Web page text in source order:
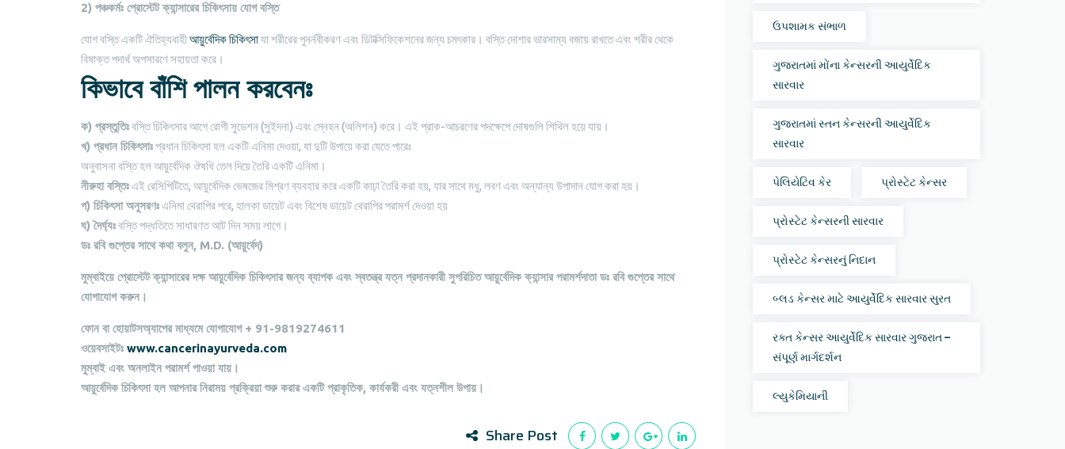
2) পঞ্চকর্মঃ প্রোস্টেট ক্যান্সারের চিকিৎসায় যোগ বস্তি
যোগ বস্তি একটি ঐতিহ্যবাহীআয়ুর্বেদিক চিকিৎসাযা শরীরের পুনর্নবীকরণ এবং ডিটক্সিফিকেশনের জন্য চমৎকার। বস্তি দোশার ভারসাম্য বজায় রাখতে এবং শরীর থেকে
বিষাক্ত পদার্থ অপসারণে সহায়তা করে।
কিভাবে বাঁশি পালন করবেনঃ
ক) প্রস্তুতিঃবস্তি চিকিৎসার আগে রোগী সুডেশন (সুইদনা) এবং স্নেহন (অলিশন) করে। এই প্রাক-আচরণের পদক্ষেপে দোষগুলি শিথিল হয়ে যায়।
খ) প্রধান চিকিৎসাঃপ্রধান চিকিৎসা হল একটি এনিমা দেওয়া, যা দুটি উপায়ে করা যেতে পারেঃ
অনুবাসনা বস্তি হল আয়ুর্বেদিক ঔষধি তেল দিয়ে তৈরি একটি এনিমা।
নীরুহা বস্তিঃএই রেসিপিটিতে, আয়ুর্বেদিক ভেষজের মিশ্রণ ব্যবহার করে একটি কাঢ়া তৈরি করা হয়, যার সাথে মধু, লবণ এবং অন্যান্য উপাদান যোগ করা হয়।
গ) চিকিৎসা অনুসরণঃএনিমা থেরাপির পরে, হালকা ডায়েট এবং বিশেষ ডায়েট থেরাপির পরামর্শ দেওয়া হয়
ঘ) দৈর্ঘ্যঃবস্তি পদ্ধতিতে সাধারণত আট দিন সময় লাগে।
ডঃ রবি গুপ্তের সাথে কথা বলুন, M.D. (আয়ুর্বেদ)
মুম্বাইয়ে প্রোস্টেট ক্যান্সারের দক্ষ আয়ুর্বেদিক চিকিৎসার জন্য ব্যাপক এবং স্বতন্ত্র যত্ন প্রদানকারী সুপরিচিত আয়ুর্বেদিক ক্যান্সার পরামর্শদাতা ডঃ রবি গুপ্তের সাথে
যোগাযোগ করুন।
ফোন বা হোয়াটসঅ্যাপের মাধ্যমে যোগাযোগ + 91-9819274611
ওয়েবসাইটঃ www.cancerinayurveda.com
মুম্বাই এবং অনলাইন পরামর্শ পাওয়া যায়।
আয়ুর্বেদিক চিকিৎসা হল আপনার নিরাময় প্রক্রিয়া শুরু করার একটি প্রাকৃতিক, কার্যকরী এবং যত্নশীল উপায়।
Share Post
ઉપશામક સંભાળ
ગુજરાતમાં મોંના કેન્સરની આયુર્વેદિક
સારવાર
ગુજરાતમાં સ્તન કેન્સરની આયુર્વેદિક
સારવાર
પેલિયેટિવ કેર પ્રોસ્ટેટ કેન્સર
પ્રોસ્ટેટ કેન્સરની સારવાર
પ્રોસ્ટેટ કેન્સરનું નિદાન
બ્લડ કેન્સર માટે આયુર્વેદિક સારવાર સુરત
રક્ત કેન્સર આયુર્વેદિક સારવાર ગુજરાત –
સંપૂર્ણ માર્ગદર્શન
લ્યુકેમિયાની